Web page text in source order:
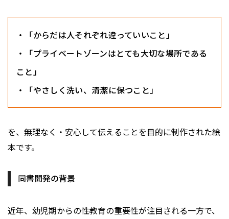
・「からだは人それぞれ違っていいこと」
・「プライベートゾーンはとても大切な場所である
こと」
・「やさしく洗い、清潔に保つこと」
を、無理なく・安心して伝えることを目的に制作された絵
本です。
同書開発の背景
近年、幼児期からの性教育の重要性が注目される一方で、